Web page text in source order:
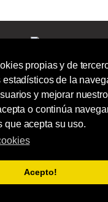
propias y de
estadísticos de la
y mejorar
o continúa
que acepta su uso.
Acepto!
preguntas?
986244723 |
Calle Barcelona 41,
Bajo Izquierdo,
Vigo - Pontevedra.
S.L - Todos los derechos